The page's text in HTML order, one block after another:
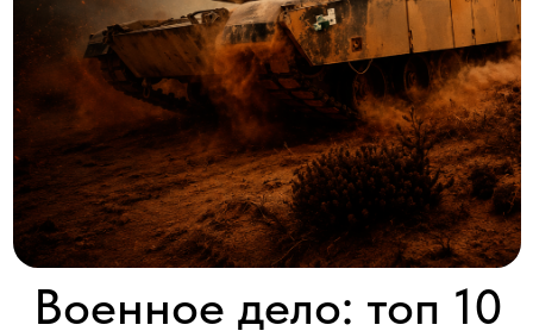
Военное дело: топ 10
Top Ten Warfare
2015 │ Великобритания │ HD │ 10 серий x 60'
Смотреть
Рассказ об истории и развитии военного дела в современном
мире.
От легендарного Спитфайра до бомбардировщиков-невидимок
во время второго иракского конфликта — каждая из 10 серий